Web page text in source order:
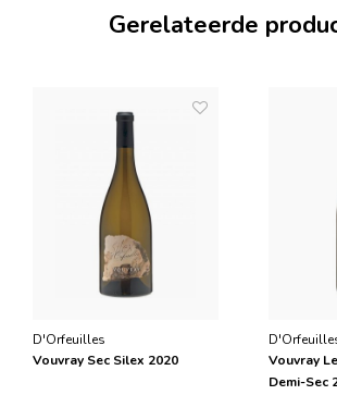
Gerelateerde
D'Orfeuilles
Vouvray Sec Silex 2020
Vouvray
Demi-Sec